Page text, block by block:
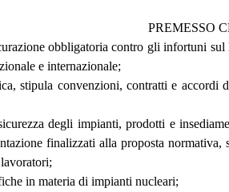
PREMESSO
obbligatoria contro gli infortuni
e internazionale;
stipula convenzioni, contratti e
degli impianti, prodotti e
finalizzati alla proposta
in materia di impianti nucleari;